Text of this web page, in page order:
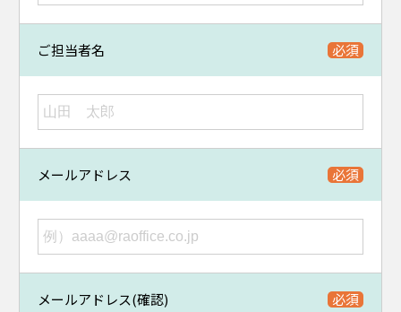
ご担当者名
メールアドレス
メールアドレス(確認)